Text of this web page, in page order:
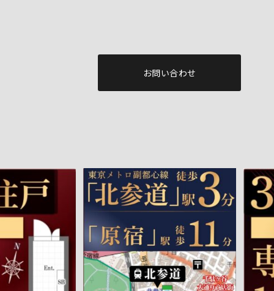
お問い合わせ